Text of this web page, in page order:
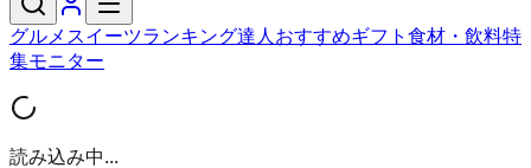
グルメ スイーツランキング達人おすすめギフト 食材・飲料特
集モニター
読み込み中...